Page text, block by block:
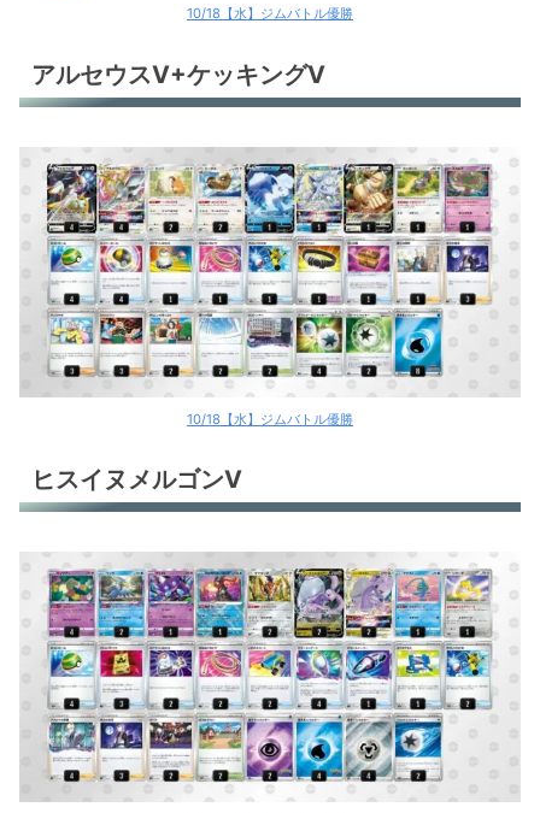
サーナイトex
ロストギラティナ
ロストギラティナ
ロストギラティナ
ミライドンex
ミライドンex
環境デッキレシピまとめ
10/18【水】ジムバトル優勝
アルセウスV+ケッキングV
10/18【水】ジムバトル優勝
ヒスイヌメルゴンV